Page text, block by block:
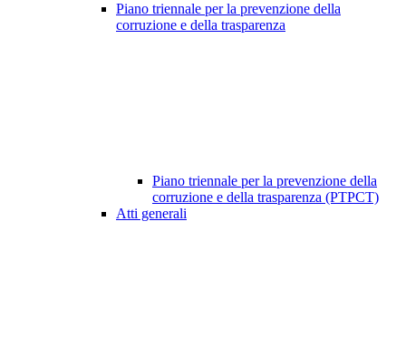
Piano triennale per la prevenzione della
corruzione e della trasparenza
Piano triennale per la prevenzione della
corruzione e della trasparenza (PTPCT)
Atti generali